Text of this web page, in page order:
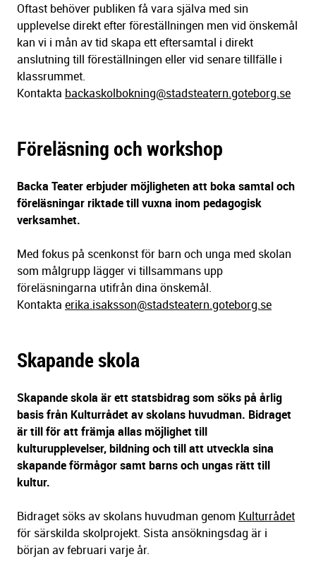
Oftast behöver publiken få vara själva med sin
upplevelse direkt efter föreställningen men vid önskemål
kan vi i mån av tid skapa ett eftersamtal i direkt
anslutning till föreställningen eller vid senare tillfälle i
klassrummet.
Kontakta backaskolbokning@stadsteatern.goteborg.se
Föreläsning och workshop
Backa Teater erbjuder möjligheten att boka samtal och
föreläsningar riktade till vuxna inom pedagogisk
verksamhet.
Med fokus på scenkonst för barn och unga med skolan
som målgrupp lägger vi tillsammans upp
föreläsningarna utifrån dina önskemål.
Kontakta erika.isaksson@stadsteatern.goteborg.se
Skapande skola
Skapande skola är ett statsbidrag som söks på årlig
basis från Kulturrådet av skolans huvudman. Bidraget
är till för att främja allas möjlighet till
kulturupplevelser, bildning och till att utveckla sina
skapande förmågor samt barns och ungas rätt till
kultur.
Bidraget söks av skolans huvudman genom Kulturrådet
för särskilda skolprojekt. Sista ansökningsdag är i
början av februari varje år.